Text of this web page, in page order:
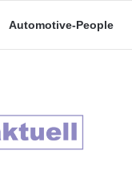
Automotive-People